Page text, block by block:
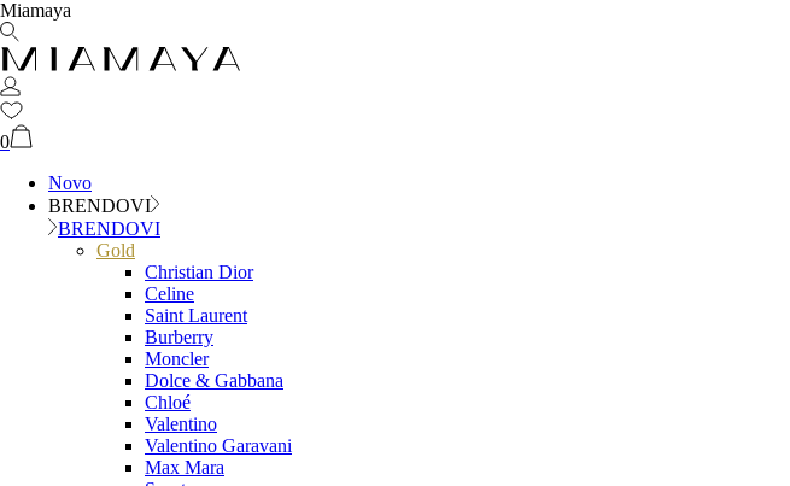
Miamaya
0
Novo
BRENDOVI
BRENDOVI
Gold
Christian Dior
Celine
Saint Laurent
Burberry
Moncler
Dolce & Gabbana
Chloé
Valentino
Valentino Garavani
Max Mara